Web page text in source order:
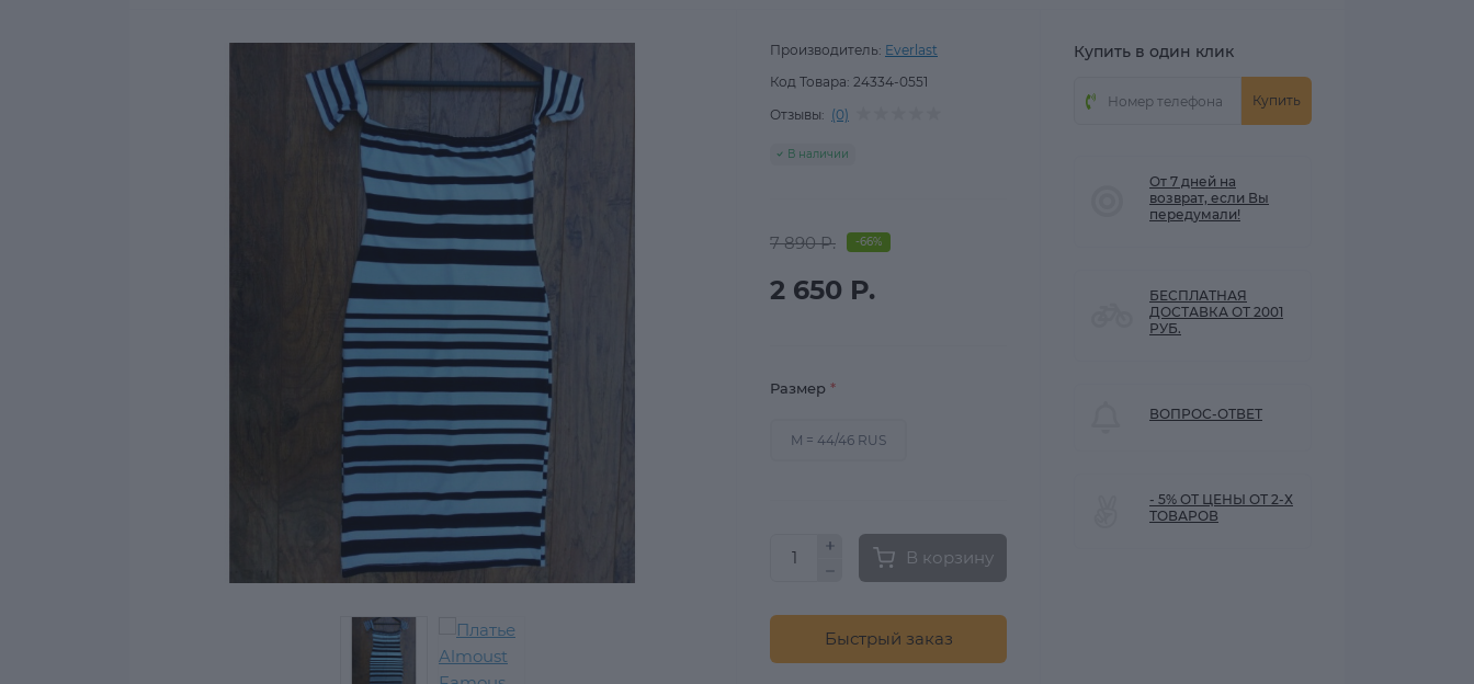
Производитель: Everlast
Код Товара: 24334-0551
Отзывы: (0)
В наличии
7 890 Р. -66%
2 650 Р.
Размер *
M = 44/46 RUS
В корзину
Быстрый заказ
Купить в один клик
Купить
От 7 дней на
возврат, если Вы
передумали!
БЕСПЛАТНАЯ
ДОСТАВКА ОТ 2001
РУБ.
ВОПРОС-ОТВЕТ
- 5% ОТ ЦЕНЫ ОТ 2-Х
ТОВАРОВ